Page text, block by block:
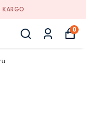
KARGO
0